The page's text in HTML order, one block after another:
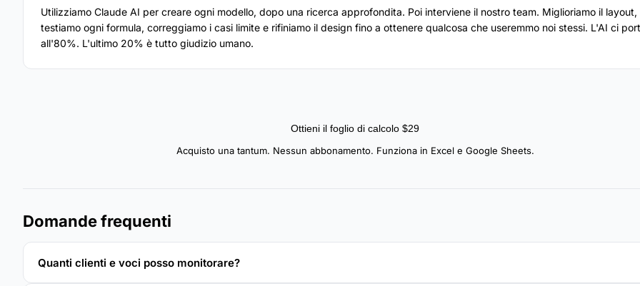
Utilizziamo Claude AI per creare ogni modello, dopo una ricerca approfondita. Poi interviene il nostro team. Miglioriamo il layout,
testiamo ogni formula, correggiamo i casi limite e rifiniamo il design fino a ottenere qualcosa che useremmo noi stessi. L'AI ci
all'80%. L'ultimo 20% è tutto giudizio umano.
Ottieni il foglio di calcolo $29
Acquisto una tantum. Nessun abbonamento. Funziona in Excel e Google Sheets.
Domande frequenti
Quanti clienti e voci posso monitorare?